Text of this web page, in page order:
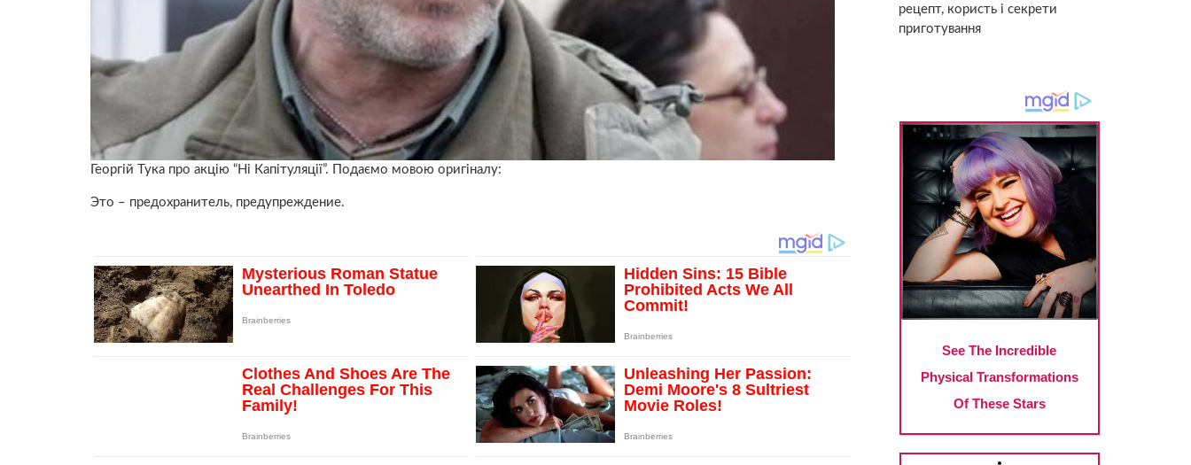
Георгій Тука про акцію “Ні Капітуляції”. Подаємо мовою оригіналу:
Это – предохранитель, предупреждение.
рецепт, користь і секрети
приготування